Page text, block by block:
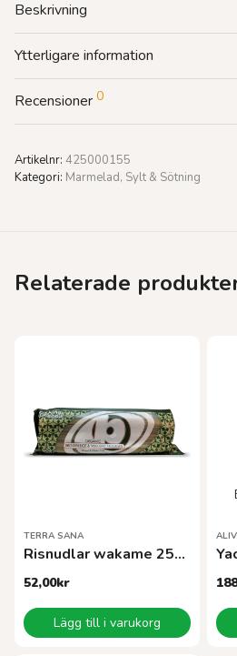
Beskrivning
Ytterligare information
Recensioner 0
Artikelnr: 425000155
Kategori: Marmelad, Sylt & Sötning
Relaterade
TERRA SANA
Risnudlar wakame 250g
52,00kr
Lägg till i varukorg